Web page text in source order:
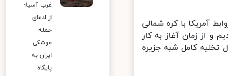
آمریکا با کره شمالی
از زمان آغاز به کار
کامل شبه جزیره
غرب آسیا؛
از ادعای
حمله
موشکی
ایران به
پایگاه